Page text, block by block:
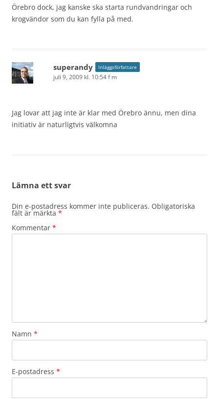
Örebro dock, jag kanske ska starta rundvandringar och
krogvändor som du kan fylla på med.
superandy Inläggsförfattare
juli 9, 2009 kl. 10:54 f m
Jag lovar att jag inte är klar med Örebro ännu, men dina
initiativ är naturligtvis välkomna
Lämna ett svar
Din e-postadress kommer inte publiceras. Obligatoriska
fält är märkta *
Kommentar *
Namn *
E-postadress *